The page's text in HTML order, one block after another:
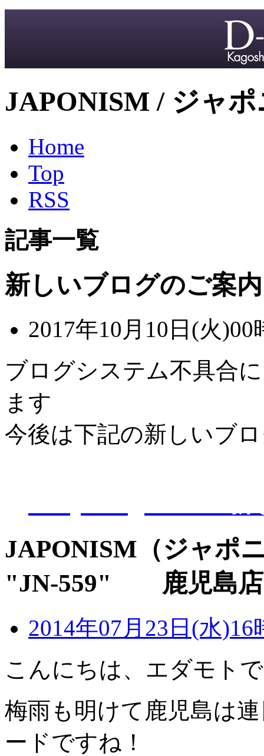
JAPONISM / ジャ
Home
Top
RSS
記事一覧
新しいブログのご案内
2017年10月10日(火)00
ブログシステム不具合
ます
今後は下記の新しいブ
JAPONISM（ジャポ
"JN-559" 鹿児島店
2014年07月23日(水)16
こんにちは、エダモト
梅雨も明けて鹿児島は
ードですね！